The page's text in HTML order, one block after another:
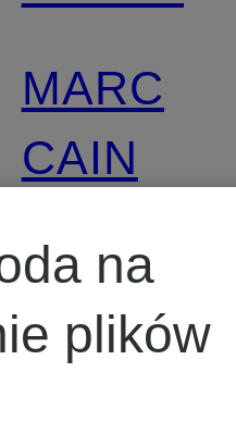
MARC
CAIN
Marc
O'Polo
na
plików